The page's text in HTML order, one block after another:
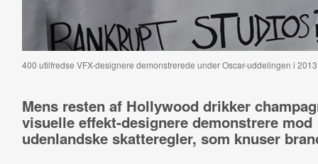
400 utilfredse VFX-designere demonstrerede under Oscar-uddelingen i
Mens resten af Hollywood drikker
visuelle effekt-designere demonstrere mod
udenlandske skatteregler, som knuser